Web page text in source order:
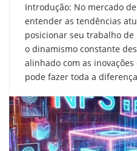
Introdução: No mercado
entender as tendências
posicionar seu trabalho
o dinamismo constante
alinhado com as
pode fazer toda a